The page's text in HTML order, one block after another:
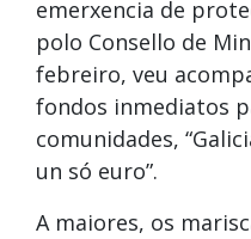
emerxencia de
polo Consello de
febreiro, veu
fondos inmediatos
comunidades,
un só euro”.
A maiores, os